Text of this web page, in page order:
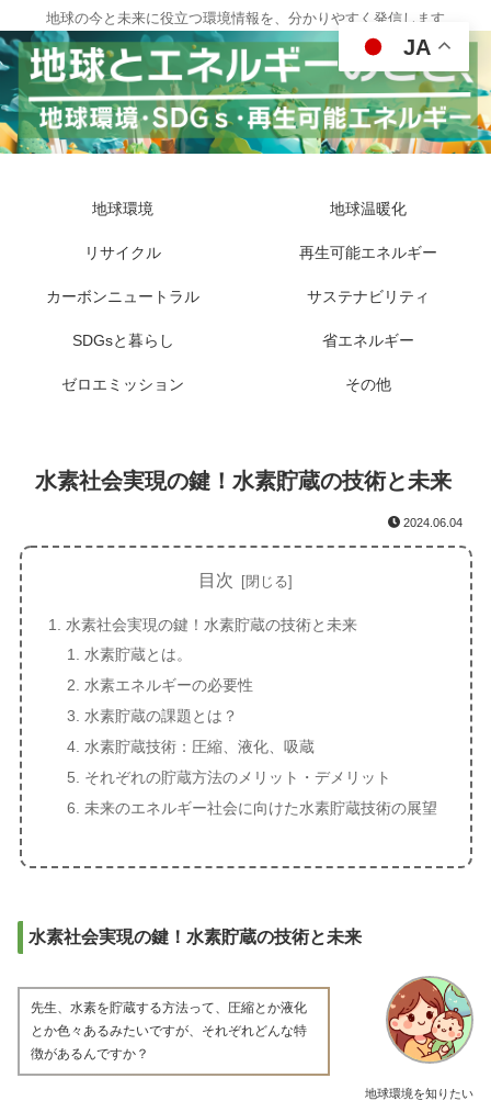
地球の今と未来に役立つ環境情報を、分かりやすく発信します
地球環境 地球温暖化
リサイクル 再生可能エネルギー
カーボンニュートラル サステナビリティ
SDGsと暮らし 省エネルギー
ゼロエミッション その他
水素社会実現の鍵！水素貯蔵の技術と未来
2024.06.04
目次
水素社会実現の鍵！水素貯蔵の技術と未来
水素貯蔵とは。
水素エネルギーの必要性
水素貯蔵の課題とは？
水素貯蔵技術：圧縮、液化、吸蔵
それぞれの貯蔵方法のメリット・デメリット
未来のエネルギー社会に向けた水素貯蔵技術の展望
水素社会実現の鍵！水素貯蔵の技術と未来
地球環境を知りたい
先生、水素を貯蔵する方法って、圧縮とか液化
とか色々あるみたいですが、それぞれどんな特
徴があるんですか？
JA